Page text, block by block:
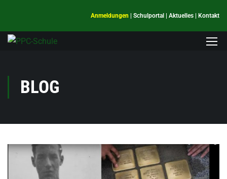
Anmeldungen Schulportal Aktuelles Kontakt
BLOG